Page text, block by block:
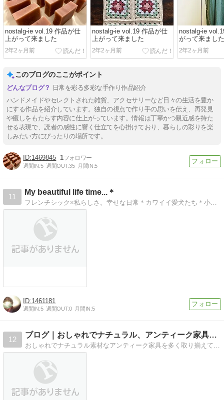
nostalg-ie vol.19 作品が仕
上がって来ました
2年2ヶ月前
nostalg-ie vol.19 作品が仕
上がって来ました
2年2ヶ月前
nostalg-ie
がって来まし
2年2ヶ月前
このブログのここがポイント
日常を彩る多彩な手作り作品紹介
ハンドメイドやセレクトされた雑貨、アクセサリーなど日々の生活を豊か
にする作品を紹介しています。独自の視点で作り手の思いを伝え、再発見
や癒しをもたらす内容に仕上がっています。情報は丁寧かつ親近感を持た
せる表現で、読者の感性に響く仕立てを心掛けており、暮らしの彩りを楽
しみたい方にぴったりの場所です。
1469845 1
週間IN:5 週間OUT:35 月間IN:5
11
My beautiful life time...＊
フレンチシック×私らしさ。幸せな日常＊カワイイ愛犬たち＊小さなDIY＊ハンドメイド＊ファッション＊
1461181
週間IN:5 週間OUT:0 月間IN:5
12
ブログ｜おしゃれでナチュラル、アンティーク家具のSAVON
おしゃれでナチュラル素材なアンティーク家具を多く取り揃えております家具のSAVON店長のうみのすけblogです
【Tips】気になるブログをフォロー。